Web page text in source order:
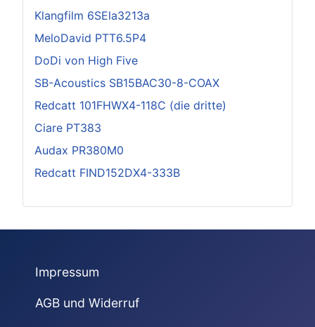
Klangfilm 6SEla3213a
MeloDavid PTT6.5P4
DoDi von High Five
SB-Acoustics SB15BAC30-8-COAX
Redcatt 101FHWX4-118C (die dritte)
Ciare PT383
Audax PR380M0
Redcatt FIND152DX4-333B
Impressum
AGB und Widerruf